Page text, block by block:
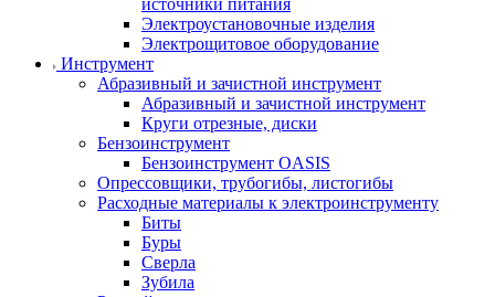
источники питания
Электроустановочные изделия
Электрощитовое оборудование
Инструмент
Абразивный и зачистной инструмент
Абразивный и зачистной инструмент
Круги отрезные, диски
Бензоинструмент
Бензоинструмент OASIS
Опрессовщики, трубогибы, листогибы
Расходные материалы к электроинструменту
Биты
Буры
Сверла
Зубила